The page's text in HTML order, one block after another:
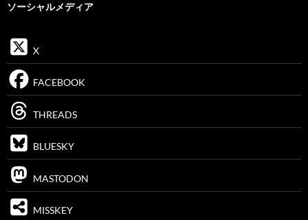
ソーシャルメディア
X
FACEBOOK
THREADS
BLUESKY
MASTODON
MISSKEY